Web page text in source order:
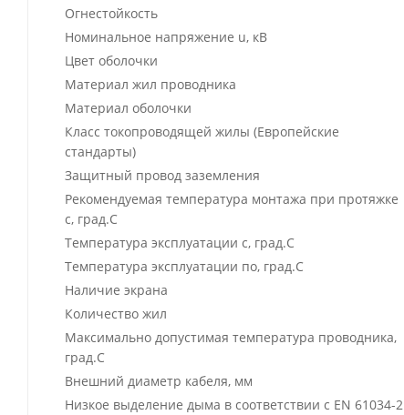
Огнестойкость
Номинальное напряжение u, кВ
Цвет оболочки
Материал жил проводника
Материал оболочки
Класс токопроводящей жилы (Европейские
стандарты)
Защитный провод заземления
Рекомендуемая температура монтажа при протяжке
с, град.C
Температура эксплуатации с, град.C
Температура эксплуатации по, град.C
Наличие экрана
Количество жил
Максимально допустимая температура проводника,
град.C
Внешний диаметр кабеля, мм
Низкое выделение дыма в соответствии с EN 61034-2